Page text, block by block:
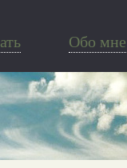
Обо мне